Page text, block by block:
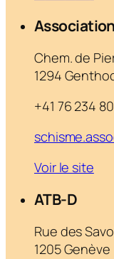
Chem. de
1294
+41 76 234
Voir le site
ATB-D
Rue des
1205 Genève